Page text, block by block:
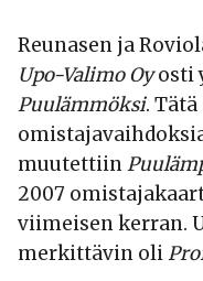
Reunasen ja
Upo-Valimo Oyosti
Puulämmöksi.
muutettiin
2007
viimeisen kerran.
merkittävin oli